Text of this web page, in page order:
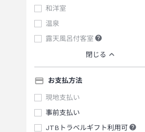
和洋室
温泉
露天風呂付客室
閉じる
お支払方法
現地支払い
事前支払い
JTBトラベルギフト利用可